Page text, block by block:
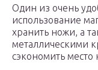
Один из очень
использование
хранить ножи, а
металлическими
сэкономить место